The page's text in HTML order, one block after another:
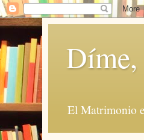
El Matrimonio